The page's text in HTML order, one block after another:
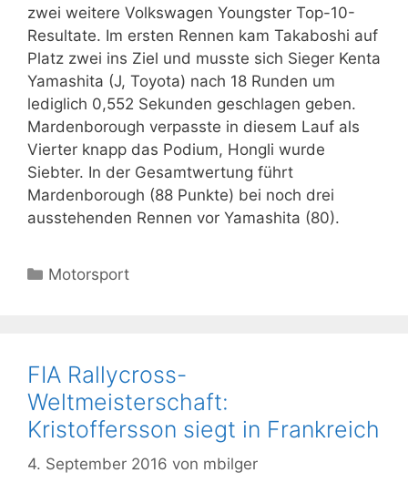
zwei weitere Volkswagen Youngster Top-10-
Resultate. Im ersten Rennen kam Takaboshi auf
Platz zwei ins Ziel und musste sich Sieger Kenta
Yamashita (J, Toyota) nach 18 Runden um
lediglich 0,552 Sekunden geschlagen geben.
Mardenborough verpasste in diesem Lauf als
Vierter knapp das Podium, Hongli wurde
Siebter. In der Gesamtwertung führt
Mardenborough (88 Punkte) bei noch drei
ausstehenden Rennen vor Yamashita (80).
Kategorien
Motorsport
FIA Rallycross-
Weltmeisterschaft:
Kristoffersson siegt in Frankreich
4. September 2016 von mbilger